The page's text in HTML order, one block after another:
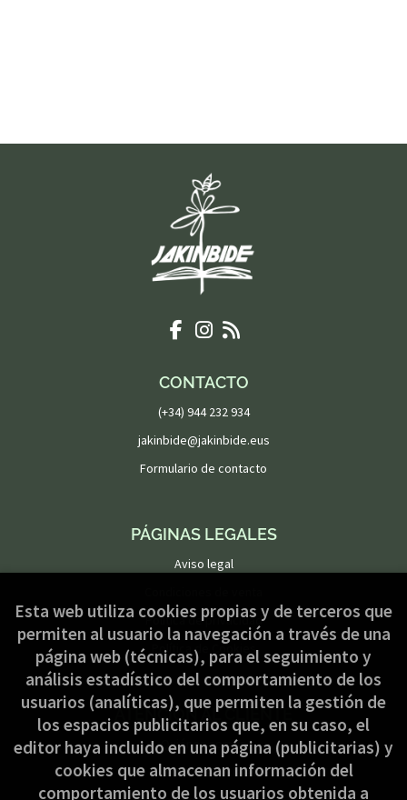
CONTACTO
(+34) 944 232 934
jakinbide@jakinbide.eus
Formulario de contacto
PÁGINAS LEGALES
Aviso legal
Política de privacidad
Política de Cookies
ATENCIÓN AL CLIENTE
Quiénes somos
Pedidos especiales
Esta web utiliza cookies propias y de terceros que
permiten al usuario la navegación a través de una
página web (técnicas), para el seguimiento y
análisis estadístico del comportamiento de los
usuarios (analíticas), que permiten la gestión de
los espacios publicitarios que, en su caso, el
editor haya incluido en una página (publicitarias) y
cookies que almacenan información del
comportamiento de los usuarios obtenida a